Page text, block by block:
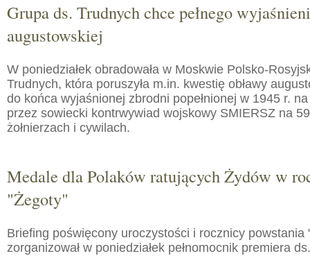
Grupa ds. Trudnych chce pełnego
augustowskiej
W poniedziałek obradowała w Moskwie Polsko-
Trudnych, która poruszyła m.in. kwestię obławy
do końca wyjaśnionej zbrodni popełnionej w 1945 r.
przez sowiecki kontrwywiad wojskowy SMIERSZ na
żołnierzach i cywilach.
Medale dla Polaków ratujących Żydów w
"Żegoty"
Briefing poświęcony uroczystości i rocznicy powstania
zorganizował w poniedziałek pełnomocnik premiera